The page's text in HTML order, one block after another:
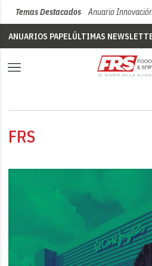
Temas Destacados Anuario
ANUARIOS PAPELÚLTIMAS
FRS